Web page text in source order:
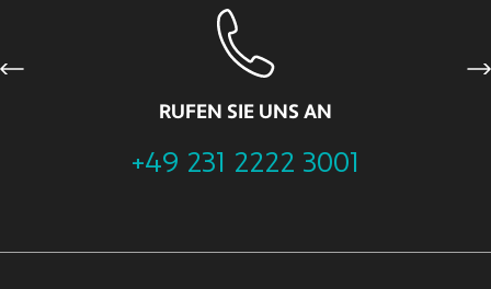
RUFEN SIE UNS AN
+49 231 2222 3001
Previous